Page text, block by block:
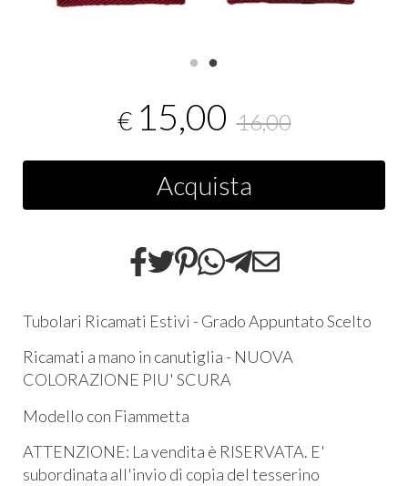
€ 15,00 16,00
Acquista
Tubolari Ricamati Estivi - Grado Appuntato Scelto
Ricamati a mano in canutiglia - NUOVA
COLORAZIONE PIU' SCURA
Modello con Fiammetta
ATTENZIONE: La vendita è RISERVATA. E'
subordinata all'invio di copia del tesserino